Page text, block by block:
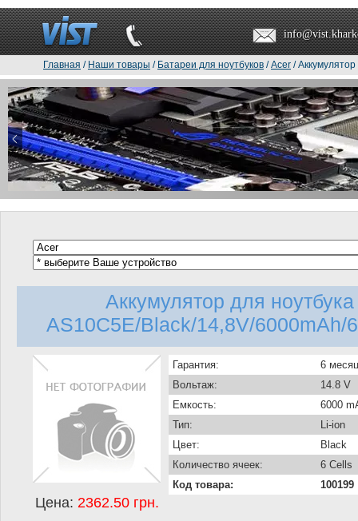
Главная / Наши товары / Батареи для ноутбуков /Acer /
Аккумулятор для
AS10C5E/Black/14,8V/6000mAh/
Цена: 2362.50 грн.
Гарантия:
6
Вольтаж:
14.8 V
Емкость:
6000
Тип:
Li-ion
Цвет:
Black
Количество ячеек:
6 Cells
Код товара:
100199